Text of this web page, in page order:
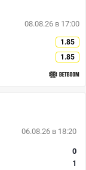
08.08.26 в 17:00
1.85
1.85
06.08.26 в 18:20
0
1